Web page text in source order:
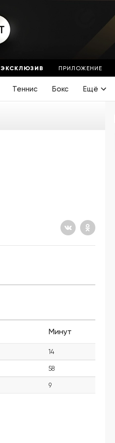
ЭКСКЛЮЗИВ ПРИЛОЖЕНИЕ
Теннис Бокс Ещё
Минут
14
58
9